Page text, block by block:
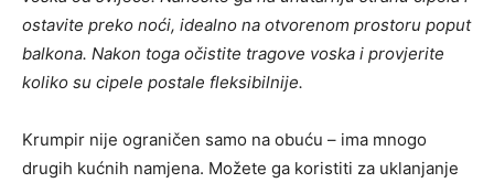
ostavite preko noći, idealno na otvorenom prostoru poput
balkona. Nakon toga očistite tragove voska i provjerite
koliko su cipele postale fleksibilnije.
Krumpir nije ograničen samo na obuću – ima mnogo
drugih kućnih namjena. Možete ga koristiti za uklanjanje